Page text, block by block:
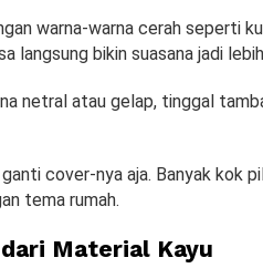
warna-warna cerah seperti
langsung bikin suasana jadi
netral atau gelap, tinggal
cover-nya aja. Banyak kok
tema rumah.
Material Kayu